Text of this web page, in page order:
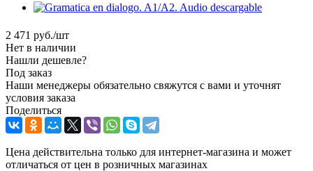
2 471 руб./шт
Нет в наличии
Нашли дешевле?
Под заказ
Наши менеджеры обязательно свяжутся с вами и уточнят
условия заказа
Поделиться
Цена действительна только для интернет-магазина и может
отличаться от цен в розничных магазинах